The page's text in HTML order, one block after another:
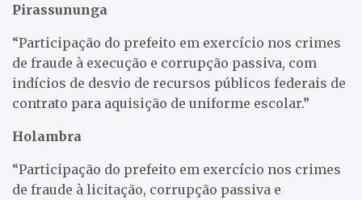
Pirassununga
“Participação do prefeito em exercício nos crimes
de fraude à execução e corrupção passiva, com
indícios de desvio de recursos públicos federais de
contrato para aquisição de uniforme escolar.”
Holambra
“Participação do prefeito em exercício nos crimes
de fraude à licitação, corrupção passiva e